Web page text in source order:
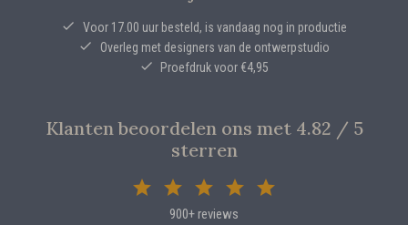
Voor 17.00 uur besteld, is vandaag nog in productie
Overleg met designers van de ontwerpstudio
Proefdruk voor €4,95
Klanten beoordelen ons met 4.82 / 5
sterren
900+ reviews